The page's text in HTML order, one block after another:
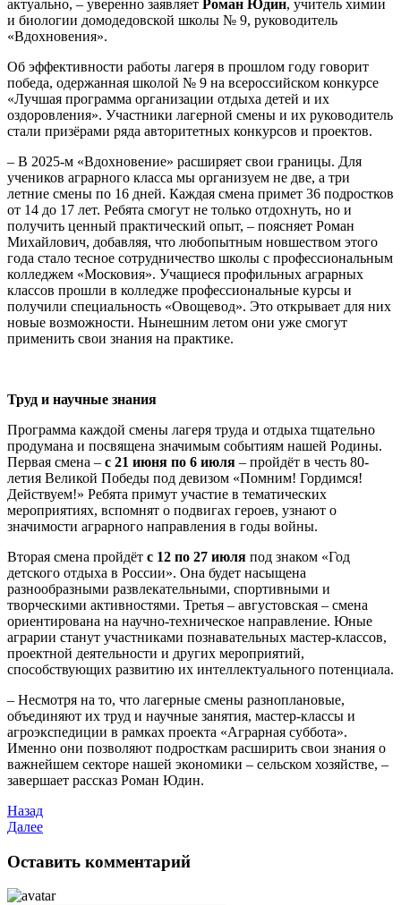
актуально, – уверенно заявляет Роман Юдин, учитель химии
и биологии домодедовской школы № 9, руководитель
«Вдохновения».
Об эффективности работы лагеря в прошлом году говорит
победа, одержанная школой № 9 на всероссийском конкурсе
«Лучшая программа организации отдыха детей и их
оздоровления». Участники лагерной смены и их руководитель
стали призёрами ряда авторитетных конкурсов и проектов.
– В 2025-м «Вдохновение» расширяет свои границы. Для
учеников аграрного класса мы организуем не две, а три
летние смены по 16 дней. Каждая смена примет 36 подростков
от 14 до 17 лет. Ребята смогут не только отдохнуть, но и
получить ценный практический опыт, – поясняет Роман
Михайлович, добавляя, что любопытным новшеством этого
года стало тесное сотрудничество школы с профессиональным
колледжем «Московия». Учащиеся профильных аграрных
классов прошли в колледже профессиональные курсы и
получили специальность «Овощевод». Это открывает для них
новые возможности. Нынешним летом они уже смогут
применить свои знания на практике.
Труд и научные знания
Программа каждой смены лагеря труда и отдыха тщательно
продумана и посвящена значимым событиям нашей Родины.
Первая смена – с 21 июня по 6 июля – пройдёт в честь 80-
летия Великой Победы под девизом «Помним! Гордимся!
Действуем!» Ребята примут участие в тематических
мероприятиях, вспомнят о подвигах героев, узнают о
значимости аграрного направления в годы войны.
Вторая смена пройдёт с 12 по 27 июля под знаком «Год
детского отдыха в России». Она будет насыщена
разнообразными развлекательными, спортивными и
творческими активностями. Третья – августовская – смена
ориентирована на научно-техническое направление. Юные
аграрии станут участниками познавательных мастер-классов,
проектной деятельности и других мероприятий,
способствующих развитию их интеллектуального потенциала.
– Несмотря на то, что лагерные смены разноплановые,
объединяют их труд и научные занятия, мастер-классы и
агроэкспедиции в рамках проекта «Аграрная суббота».
Именно они позволяют подросткам расширить свои знания о
важнейшем секторе нашей экономики – сельском хозяйстве, –
завершает рассказ Роман Юдин.
Назад
Далее
Оставить комментарий